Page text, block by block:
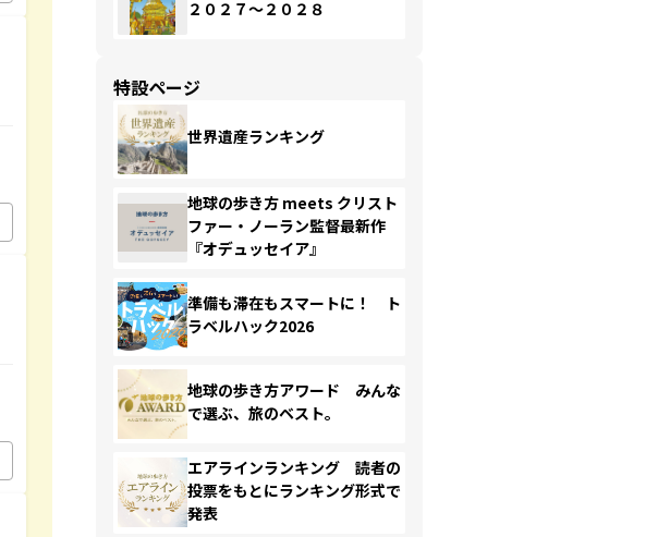
２０２７～２０２８
特設ページ
世界遺産ランキング
地球の歩き方 meets クリスト
ファー・ノーラン監督最新作
『オデュッセイア』
準備も滞在もスマートに！ ト
ラベルハック2026
地球の歩き方アワード みんな
で選ぶ、旅のベスト。
エアラインランキング 読者の
投票をもとにランキング形式で
発表